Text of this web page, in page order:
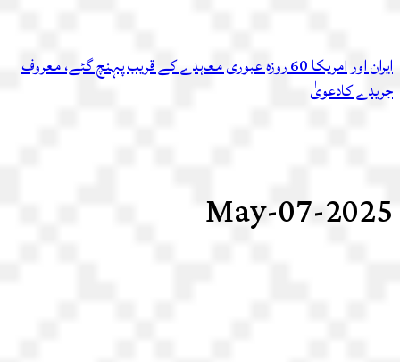
ایران اور امریکا 60 روزہ عبوری معاہدے کے قریب پہنچ گئے، معروف
جریدے کادعویٰ
2025-May-07